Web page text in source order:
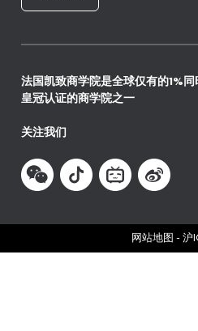
法国凯致商学院是全球仅有的1%
皇冠认证的商学院之一
关注我们
网站地图 - 沪